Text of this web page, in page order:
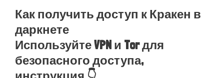
Как получить доступ к Кракен в
даркнете
Используйте VPN и Tor для
безопасного доступа,